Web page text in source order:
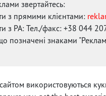
звертайтесь:
з прямими клієнтами:
з РА: Тел./факс: +38 044
позначені знаками
використовуються